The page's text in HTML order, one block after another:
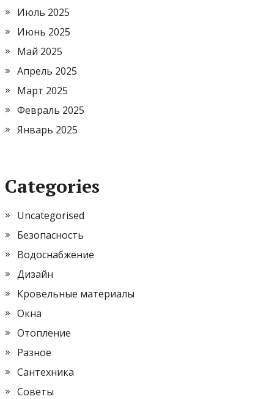
Июль 2025
Июнь 2025
Май 2025
Апрель 2025
Март 2025
Февраль 2025
Январь 2025
Categories
Uncategorised
Безопасность
Водоснабжение
Дизайн
Кровельные материалы
Окна
Отопление
Разное
Сантехника
Советы